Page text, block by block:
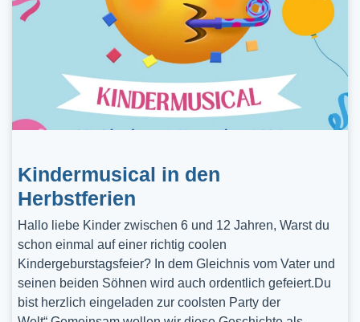
Kindermusical in den
Herbstferien
Hallo liebe Kinder zwischen 6 und 12 Jahren, Warst du
schon einmal auf einer richtig coolen
Kindergeburstagsfeier? In dem Gleichnis vom Vater und
seinen beiden Söhnen wird auch ordentlich gefeiert.Du
bist herzlich eingeladen zur coolsten Party der